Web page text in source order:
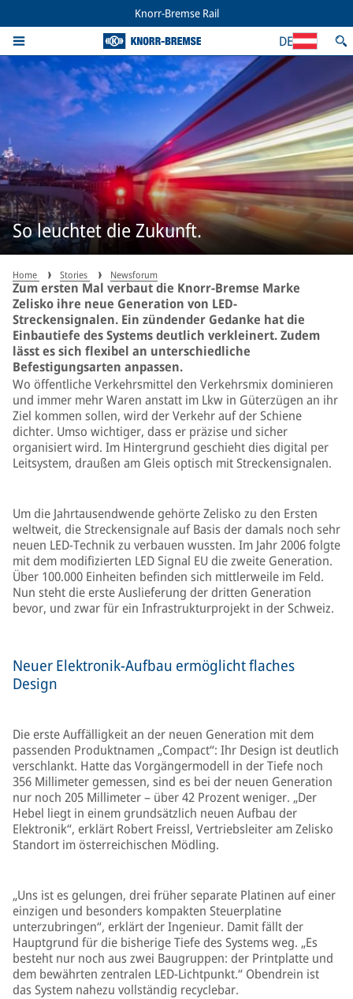
Knorr-Bremse Rail
DE
So leuchtet die Zukunft.
Home Stories Newsforum
Zum ersten Mal verbaut die Knorr-Bremse Marke
Zelisko ihre neue Generation von LED-
Streckensignalen. Ein zündender Gedanke hat die
Einbautiefe des Systems deutlich verkleinert. Zudem
lässt es sich flexibel an unterschiedliche
Befestigungsarten anpassen.
Wo öffentliche Verkehrsmittel den Verkehrsmix dominieren
und immer mehr Waren anstatt im Lkw in Güterzügen an ihr
Ziel kommen sollen, wird der Verkehr auf der Schiene
dichter. Umso wichtiger, dass er präzise und sicher
organisiert wird. Im Hintergrund geschieht dies digital per
Leitsystem, draußen am Gleis optisch mit Streckensignalen.
Um die Jahrtausendwende gehörte Zelisko zu den Ersten
weltweit, die Streckensignale auf Basis der damals noch sehr
neuen LED-Technik zu verbauen wussten. Im Jahr 2006 folgte
mit dem modifizierten LED Signal EU die zweite Generation.
Über 100.000 Einheiten befinden sich mittlerweile im Feld.
Nun steht die erste Auslieferung der dritten Generation
bevor, und zwar für ein Infrastrukturprojekt in der Schweiz.
Neuer Elektronik-Aufbau ermöglicht flaches
Design
Die erste Auffälligkeit an der neuen Generation mit dem
passenden Produktnamen „Compact“: Ihr Design ist deutlich
verschlankt. Hatte das Vorgängermodell in der Tiefe noch
356 Millimeter gemessen, sind es bei der neuen Generation
nur noch 205 Millimeter – über 42 Prozent weniger. „Der
Hebel liegt in einem grundsätzlich neuen Aufbau der
Elektronik“, erklärt Robert Freissl, Vertriebsleiter am Zelisko
Standort im österreichischen Mödling.
„Uns ist es gelungen, drei früher separate Platinen auf einer
einzigen und besonders kompakten Steuerplatine
unterzubringen“, erklärt der Ingenieur. Damit fällt der
Hauptgrund für die bisherige Tiefe des Systems weg. „Es
besteht nur noch aus zwei Baugruppen: der Printplatte und
dem bewährten zentralen LED-Lichtpunkt.“ Obendrein ist
das System nahezu vollständig recyclebar.